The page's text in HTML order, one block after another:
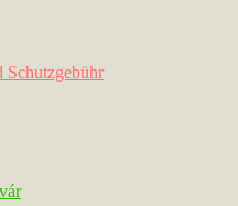
Schutzgebühr